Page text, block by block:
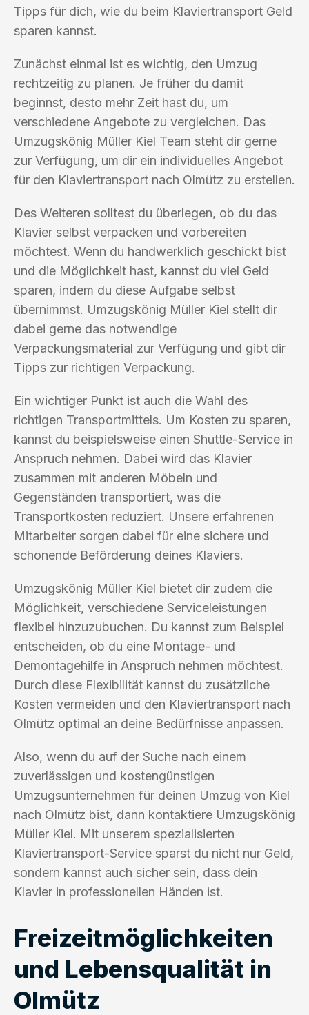
Tipps für dich, wie du beim Klaviertransport Geld
sparen kannst.
Zunächst einmal ist es wichtig, den Umzug
rechtzeitig zu planen. Je früher du damit
beginnst, desto mehr Zeit hast du, um
verschiedene Angebote zu vergleichen. Das
Umzugskönig Müller Kiel Team steht dir gerne
zur Verfügung, um dir ein individuelles Angebot
für den Klaviertransport nach Olmütz zu erstellen.
Des Weiteren solltest du überlegen, ob du das
Klavier selbst verpacken und vorbereiten
möchtest. Wenn du handwerklich geschickt bist
und die Möglichkeit hast, kannst du viel Geld
sparen, indem du diese Aufgabe selbst
übernimmst. Umzugskönig Müller Kiel stellt dir
dabei gerne das notwendige
Verpackungsmaterial zur Verfügung und gibt dir
Tipps zur richtigen Verpackung.
Ein wichtiger Punkt ist auch die Wahl des
richtigen Transportmittels. Um Kosten zu sparen,
kannst du beispielsweise einen Shuttle-Service in
Anspruch nehmen. Dabei wird das Klavier
zusammen mit anderen Möbeln und
Gegenständen transportiert, was die
Transportkosten reduziert. Unsere erfahrenen
Mitarbeiter sorgen dabei für eine sichere und
schonende Beförderung deines Klaviers.
Umzugskönig Müller Kiel bietet dir zudem die
Möglichkeit, verschiedene Serviceleistungen
flexibel hinzuzubuchen. Du kannst zum Beispiel
entscheiden, ob du eine Montage- und
Demontagehilfe in Anspruch nehmen möchtest.
Durch diese Flexibilität kannst du zusätzliche
Kosten vermeiden und den Klaviertransport nach
Olmütz optimal an deine Bedürfnisse anpassen.
Also, wenn du auf der Suche nach einem
zuverlässigen und kostengünstigen
Umzugsunternehmen für deinen Umzug von Kiel
nach Olmütz bist, dann kontaktiere Umzugskönig
Müller Kiel. Mit unserem spezialisierten
Klaviertransport-Service sparst du nicht nur Geld,
sondern kannst auch sicher sein, dass dein
Klavier in professionellen Händen ist.
Freizeitmöglichkeiten
und Lebensqualität in
Olmütz